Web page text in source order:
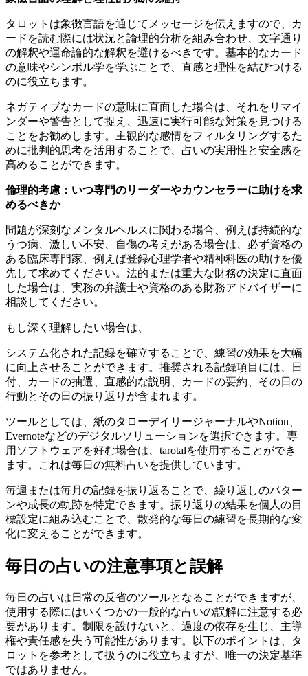
タロットは象徴言語を通じてメッセージを伝えますので、カ
ードを読む際には状況と論理的分析を組み合わせ、文字通り
の解釈や運命論的な解釈を避けるべきです。基本的なカード
の意味やシンボル学を学ぶことで、直感と理性を結びつける
のに役立ちます。
ネガティブなカードの意味に直面した場合は、それをリマイ
ンダーや警告として捉え、迅速に実行可能な対策を見つける
ことをお勧めします。主観的な感情をフィルタリングするた
めに批判的思考を活用することで、占いの実用性と安全感を
高めることができます。
倫理的考慮：いつ専門のリーダーやカウンセラーに助けを求
めるべきか
問題が深刻なメンタルヘルスに関わる場合、例えば持続的な
うつ病、激しい不安、自傷の考えがある場合は、必ず資格の
ある臨床専門家、例えば登録心理学者や精神科医の助けを優
先して求めてください。法的または重大な財務の決定に直面
した場合は、実務の弁護士や資格のある財務アドバイザーに
相談してください。
もし深く理解したい場合は、
システム化された記録を確立することで、練習の効果を大幅
に向上させることができます。推奨される記録項目には、日
付、カードの抽選、直感的な説明、カードの要約、その日の
行動とその日の振り返りが含まれます。
ツールとしては、紙のタローデイリージャーナルやNotion、
Evernoteなどのデジタルソリューションを選択できます。専
用ソフトウェアを好む場合は、tarotalを使用することができ
ます。これは毎日の無料占いを提供しています。
毎週または毎月の記録を振り返ることで、繰り返しのパター
ンや成長の軌跡を特定できます。振り返りの結果を個人の目
標設定に組み込むことで、散発的な毎日の練習を長期的な変
化に変えることができます。
毎日の占いの注意事項と誤解
毎日の占いは日常の反省のツールとなることができますが、
使用する際にはいくつかの一般的な占いの誤解に注意する必
要があります。制限を設けないと、過度の依存を生じ、主導
権や責任感を失う可能性があります。以下のポイントは、タ
ロットを参考として扱うのに役立ちますが、唯一の決定基準
ではありません。